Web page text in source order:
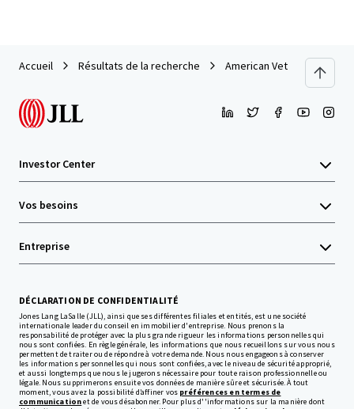
Accueil Résultats de la recherche American Veterinary
Investor Center
Vos besoins
Entreprise
DÉCLARATION DE CONFIDENTIALITÉ
Jones Lang LaSalle (JLL), ainsi que ses différentes filiales et entités, est une société
internationale leader du conseil en immobilier d'entreprise. Nous prenons la
responsabilité de protéger avec la plus grande rigueur les informations personnelles qui
nous sont confiées. En règle générale, les informations que nous recueillons sur vous nous
permettent de traiter ou de répondre à votre demande. Nous nous engageons à conserver
les informations personnelles qui nous sont confiées, avec le niveau de sécurité approprié,
et aussi longtemps que nous le jugerons nécessaire pour toute raison professionnelle ou
légale. Nous supprimerons ensuite vos données de manière sûre et sécurisée. À tout
moment, vous avez la possibilité d’affiner vos préférences en termes de
communicationet de vous désabonner. Pour plus d''informations sur la manière dont